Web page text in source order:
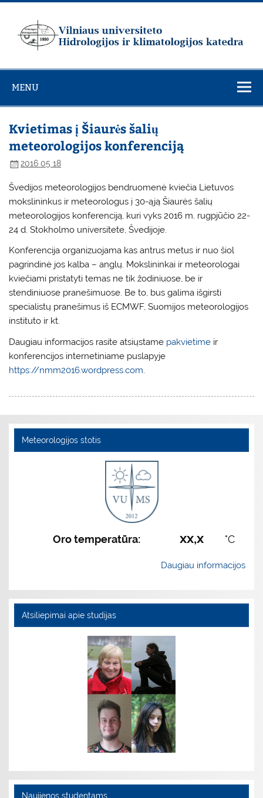
Skip
universiteto
Hidrologijos ir
klimatologijos
MENU
Kvietimas į Šiaurės šalių
meteorologijos konferenciją
2016 05 18
Švedijos meteorologijos bendruomenė kviečia Lietuvos
mokslininkus ir meteorologus į 30-ąją Šiaurės šalių
meteorologijos konferenciją, kuri vyks 2016 m. rugpjūčio 22-
24 d. Stokholmo universitete, Švedijoje.
Konferencija organizuojama kas antrus metus ir nuo šiol
pagrindinė jos kalba – anglų. Mokslininkai ir meteorologai
kviečiami pristatyti temas ne tik žodiniuose, be ir
stendiniuose pranešimuose. Be to, bus galima išgirsti
specialistų pranešimus iš ECMWF, Suomijos meteorologijos
instituto ir kt.
Daugiau informacijos rasite atsiųstame pakvietime ir
konferencijos internetiniame puslapyje
https://nmm2016.wordpress.com.
Meteorologijos stotis
Oro temperatūra: xx,x °C
Daugiau informacijos
Atsiliepimai apie studijas
Naujienos studentams